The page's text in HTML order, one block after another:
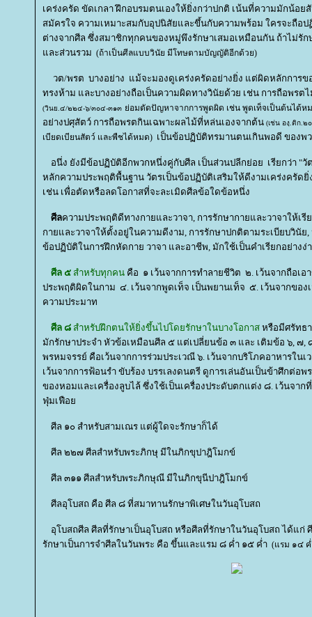
เคร่งครัด ขัดเกลา ฝึกอบรมตนเองให้ยิ่งกว่าปกติ เน้นที่ความมักน้อย
สมัครใจ ความเหมาะสมกับอุปนิสัยและขึ้นกับความพร้อม ใครจะถือ
ต่างจากศีล ซึ่งสมาชิกทุกคนของหมู่พึงรักษาเสมอเหมือนกัน ถ้าไม่รั
ละส่วนรวม (ถ้าเป็นศีลแบบวินัย มีโทษตามบัญญัติอีกด้วย)
วต/พรต บางอย่าง แม้จะมองดูเคร่งครัดอย่างยิ่ง แต่ผิดหลักการข
ทรงห้าม และบางอย่างถือเป็นความผิดทางวินัยด้วย เช่น การถือพรต
(วินย.๔/๒๒๔-๖/๓๐๔-๓๑๓ อมตัดปัญหาจากการพูดผิด เช่น พูดเท็จเป็นต้นได้ห
อย่างปศุสัตว์ การถือพรตกินเฉพาะผลไม้ที่หล่นเองจากต้น (เช่น องฺ.ติก.
เบียดเบียนสัตว์ และพืชได้หมด) เป็นข้อปฏิบัติทรมานตนเกินพอดี ของพ
อนึ่ง ยังมีข้อปฏิบัติอีกพวกหนึ่งคู่กับศีล เป็นส่วนปลีกย่อย เรียกว่า "วั
หลักความประพฤติพื้นฐาน วัตรเป็นข้อปฏิบัติเสริมให้ดีงามเคร่งครัด
เช่น เพื่อตัดหรือลดโอกาสที่จะละเมิดศีลข้อใดข้อหนึ่ง
ศีลความประพฤติดีทางกายและวาจา, การรักษากายและวาจาให้เ
กายและวาจาให้ตั้งอยู่ในความดีงาม, การรักษาปกติตามระเบียบวินั
ข้อปฏิบัติในการฝึกหัดกาย วาจา และอาชีพ, มักใช้เป็นคำเรียกอย่างง่
ศีล ๕ สำหรับทุกคน คือ ๑ เว้นจากการทำลายชีวิต ๒. เว้นจากถือเอ
ประพฤติผิดในกาม ๔. เว้นจากพูดเท็จ เป็นพยานเท็จ ๕. เว้นจากของ
ความประมาท
ศีล ๘ สำหรับฝึกตนให้ยิ่งขึ้นไปโดยรักษาในบางโอกาส หรือมีศรัทธ
มักรักษาประจำ หัวข้อเหมือนศีล ๕ แต่เปลี่ยนข้อ ๓ และ เติมข้อ ๖, ๗,
พรหมจรรย์ คือเว้นจากการร่วมประเวณี ๖. เว้นจากบริโภคอาหารในเ
เว้นจากการฟ้อนรำ ขับร้อง บรรเลงดนตรี ดูการเล่นอันเป็นข้าศึกต่อ
ของหอมและเครื่องลูบไล้ ซึ่งใช้เป็นเครื่องประดับตกแต่ง ๘. เว้นจา
ฟุ่มเฟือ
ศีล ๑๐ สำหรับสามเณร แต่ผู้ใดจะรักษาก็ได้
ศีล ๒๒๗ ศีลสำหรับพระภิกษุ มีในภิกขุปาฎิโมกข์
ศีล ๓๑๑ ศีลสำหรับพระภิกษุณี มีในภิกขุนีปาฎิโมกข์
ศีลอุโบสถ คือ ศีล ๘ ที่สมาทานรักษาพิเศษในวันอุโบสถ
อุโบสถศีล ศีลที่รักษาเป็นอุโบสถ หรือศีลที่รักษาในวันอุโบสถ ได้แก่
รักษาเป็นการจำศีลในวันพระ คือ ขึ้นและแรม ๘ ค่ำ ๑๕ ค่ำ (แรม ๑๔